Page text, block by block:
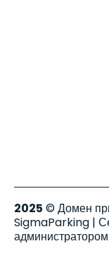
2025 © Домен
SigmaParking |